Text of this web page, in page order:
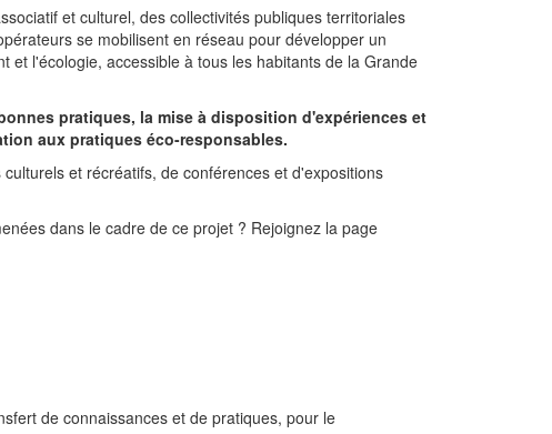
et culturel, des collectivités publiques territoriales
se mobilisent en réseau pour développer un
et l'écologie, accessible à tous les habitants de la Grande
pratiques, la mise à disposition d'expériences et
aux pratiques éco-responsables.
et récréatifs, de conférences et d'expositions
dans le cadre de ce projet ? Rejoignez la page
de connaissances et de pratiques, pour le